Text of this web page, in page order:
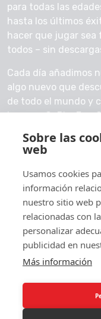
Sobre las
web
Usamos cookies
información
nuestro sitio web
relacionadas con
personalizar
publicidad en
Más información
para todas las
hasta los últimos
hacer que jugar sea
todos – sin
Cada día añadimos
algo nuevo que
de todo el mundo y
hoy con
Contáctanos
© 2026
Política de privacidad